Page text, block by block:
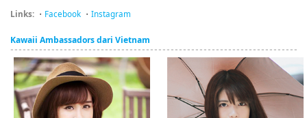
Links: ・ Facebook ・ Instagram
Kawaii Ambassadors dari Vietnam